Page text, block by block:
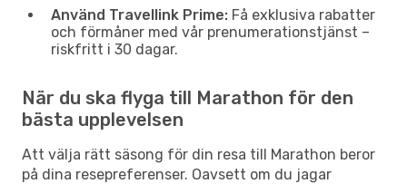
Använd Travellink Prime: Få exklusiva rabatter
och förmåner med vår prenumerationstjänst –
riskfritt i 30 dagar.
När du ska flyga till Marathon för den
bästa upplevelsen
Att välja rätt säsong för din resa till Marathon beror
på dina resepreferenser. Oavsett om du jagar